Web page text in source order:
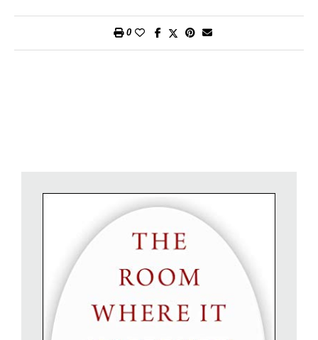
consigliere come di un uomo «pericoloso e spericolato».
dove digita che il suo ex collaboratore è «wacko» (matto), una
truffa. Dato che le cose che Bolton scrive le hanno dette anche
molti critici di Trump, lo stesso Bolton dovrebbe ora piacere ai
democratici, i quali continuano invece a disprezzarlo. Perché?
Non tanto o non solo per il suo passato di super falco, di
estremista in politica internazionale (la guerra in Iraq, del resto
appoggiata anche dai democratici Hillary Clinton e Joe Biden)
e per la sua insistenza nel tentare di spingere il Paese al
confronto militare con la Corea del nord e l’Iran. Dopo l’uscita
0